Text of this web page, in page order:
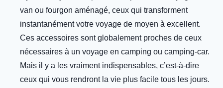
van ou fourgon aménagé, ceux qui transforment
instantanément votre voyage de moyen à excellent.
Ces accessoires sont globalement proches de ceux
nécessaires à un voyage en camping ou camping-car.
Mais il y a les vraiment indispensables, c’est-à-dire
ceux qui vous rendront la vie plus facile tous les jours.